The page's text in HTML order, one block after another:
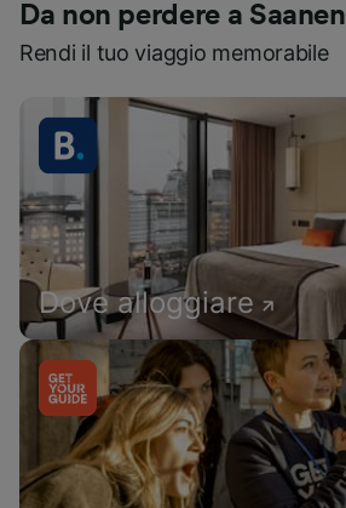
Da non perdere a Saanen
Rendi il tuo viaggio memorabile
Dove alloggiare